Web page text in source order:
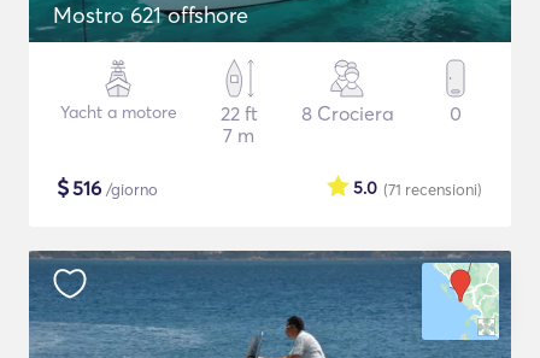
Mostro 621 offshore
Yacht a motore
22 ft
7 m
8 Crociera 0
$516 /giorno (71 recensioni)
5.0